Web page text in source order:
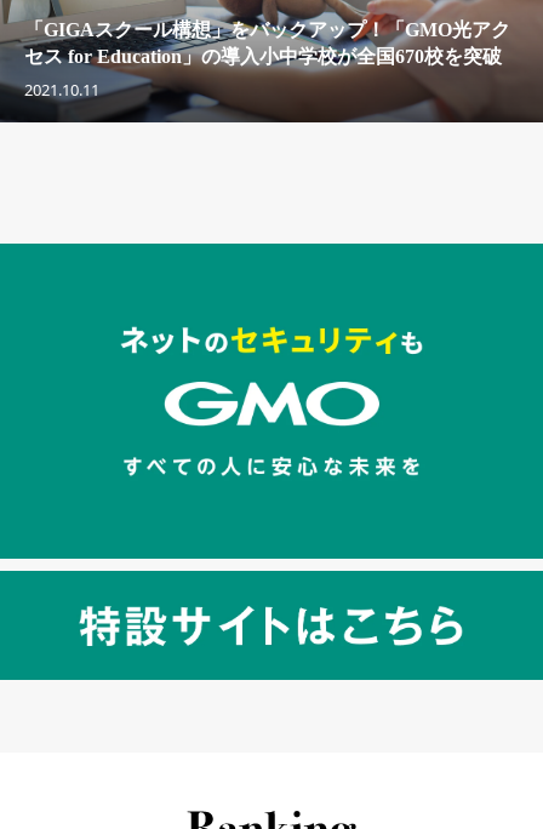
「GIGAスクール構想」をバックアップ！「GMO光アク
セス for Education」の導入小中学校が全国670校を突破
2021.10.11
セキュリティキャンペーンでのバナー